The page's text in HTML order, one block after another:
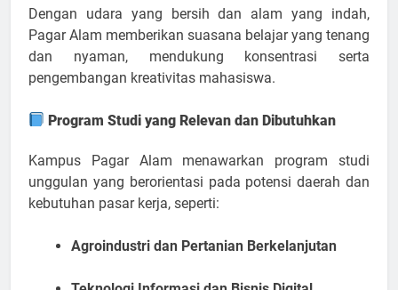
Dengan udara yang bersih dan alam yang indah,
Pagar Alam memberikan suasana belajar yang tenang
dan nyaman, mendukung konsentrasi serta
pengembangan kreativitas mahasiswa.
Program Studi yang Relevan dan Dibutuhkan
Kampus Pagar Alam menawarkan program studi
unggulan yang berorientasi pada potensi daerah dan
kebutuhan pasar kerja, seperti:
Agroindustri dan Pertanian Berkelanjutan